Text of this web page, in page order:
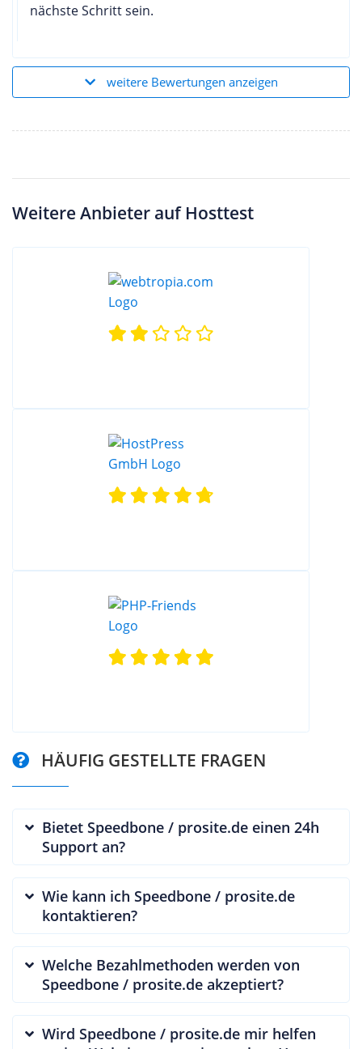
nächste Schritt sein.
weitere Bewertungen anzeigen
Weitere Anbieter auf Hosttest
HÄUFIG GESTELLTE FRAGEN
Bietet Speedbone / prosite.de einen 24h
Support an?
Wie kann ich Speedbone / prosite.de
kontaktieren?
Welche Bezahlmethoden werden von
Speedbone / prosite.de akzeptiert?
Wird Speedbone / prosite.de mir helfen